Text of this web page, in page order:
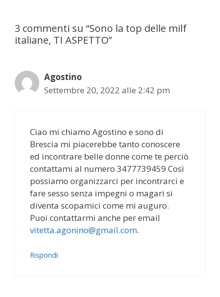
3 commenti su “Sono la top delle milf
italiane, TI ASPETTO”
Agostino
Settembre 20, 2022 alle 2:42 pm
Ciao mi chiamo Agostino e sono di
Brescia mi piacerebbe tanto conoscere
ed incontrare belle donne come te perciò
contattami al numero 3477739459 Così
possiamo organizzarci per incontrarci e
fare sesso senza impegni o magari si
diventa scopamici come mi auguro.
Puoi contattarmi anche per email
vitetta.agonino@gmail.com.
Rispondi